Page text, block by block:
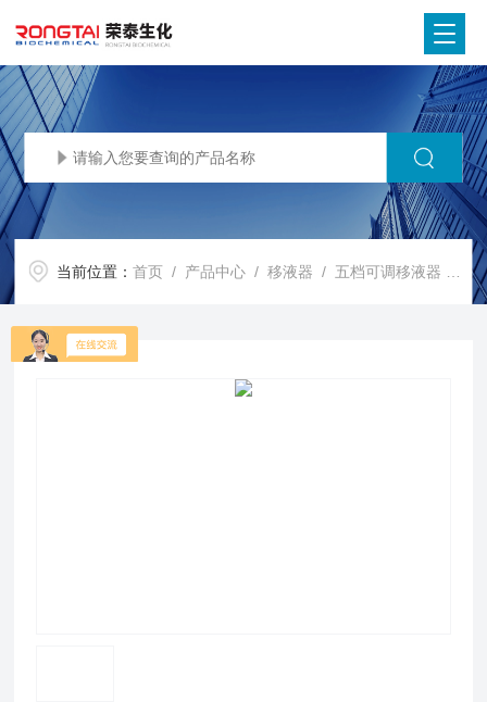
当前位置：首页 / 产品中心 /移液器 / 五档可调移液器